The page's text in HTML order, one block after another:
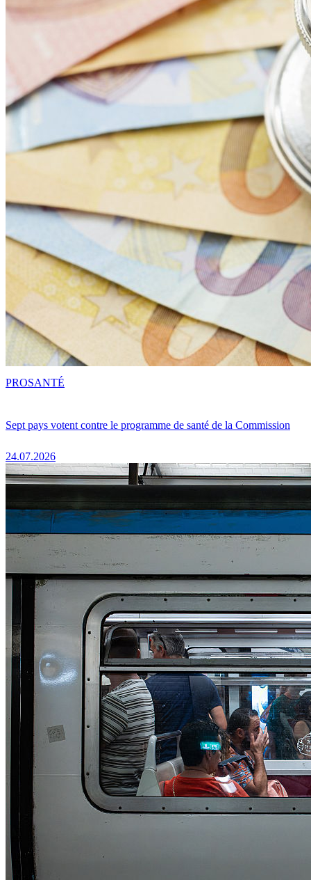
Sept pays votent contre le programme de santé de la Commission
24.07.2026
PROSANTÉ